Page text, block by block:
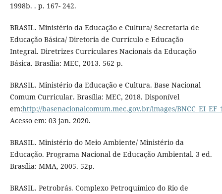
1998b. . p. 167- 242.
BRASIL. Ministério da Educação e Cultura/ Secretaria de
Educação Básica/ Diretoria de Currículo e Educação
Integral. Diretrizes Curriculares Nacionais da Educação
Básica. Brasília: MEC, 2013. 562 p.
BRASIL. Ministério da Educação e Cultura. Base Nacional
Comum Curricular. Brasília: MEC, 2018. Disponível
em:http://basenacionalcomum.mec.gov.br/images/
Acesso em: 03 jan. 2020.
BRASIL. Ministério do Meio Ambiente/ Ministério da
Educação. Programa Nacional de Educação Ambiental. 3 ed.
Brasília: MMA, 2005. 52p.
BRASIL. Petrobrás. Complexo Petroquímico do Rio de